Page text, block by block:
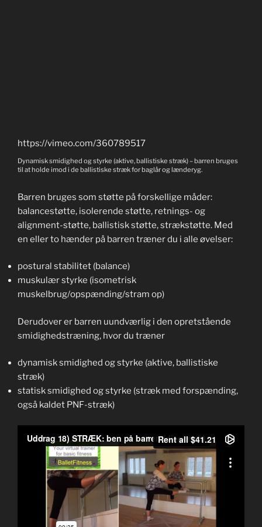
https://vimeo.com/360789517
Dynamisk smidighed og styrke (aktive, ballistiske stræk) – barren bruges
til at holde imod i de ballistiske stræk for baglår og lænderyg.
Barren bruges som støtte på forskellige måder:
balancestøtte, isolerende støtte, retnings- og
alignment-støtte, ballistisk støtte, strækstøtte. Med
en eller to hænder på barren træner du i alle øvelser:
postural stabilitet (balance)
muskulær styrke (isometrisk
muskelbrug/opspænding/stram op)
Derudover er barren uundværlig i den opretstående
smidighedstræning, hvor du træner
dynamisk smidighed og styrke (aktive, ballistiske
stræk)
statisk smidighed og styrke (stræk med forspænding,
også kaldet PNF-stræk)